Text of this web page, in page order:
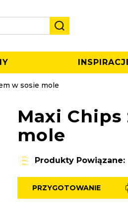
w sosie mole
Maxi
mole
Produkty Powiązane:
PRZYGOTOWANIE